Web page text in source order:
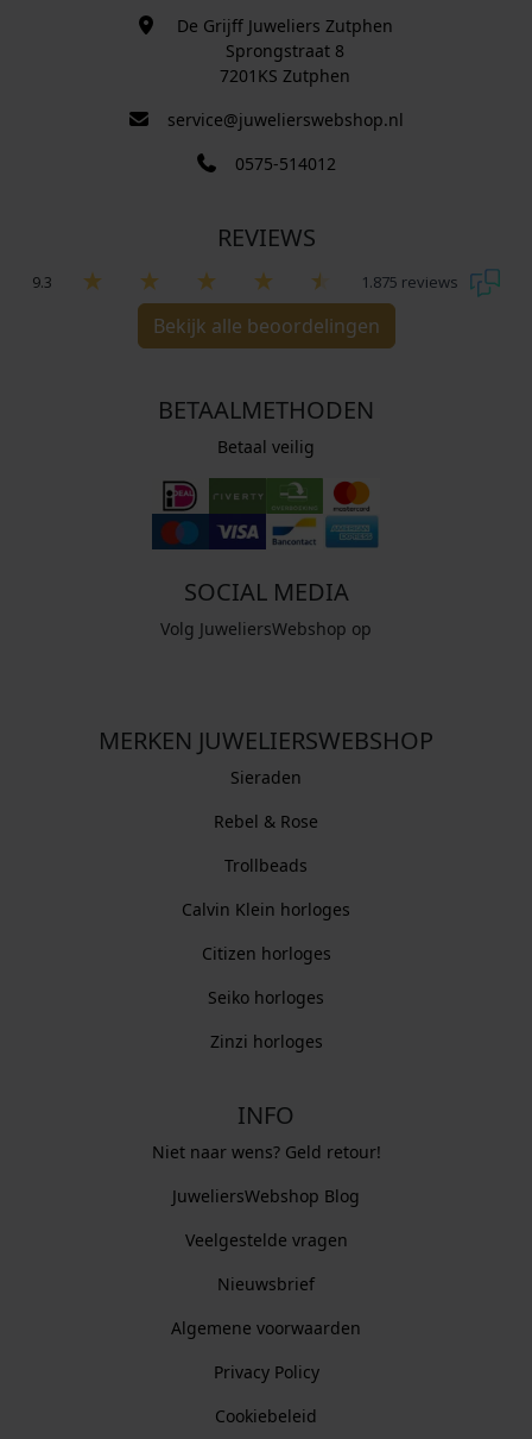
De Grijff Juweliers Zutphen
Sprongstraat 8
7201KS Zutphen
service@juwelierswebshop.nl
0575-514012
REVIEWS
9.3 1.875 reviews
Bekijk alle beoordelingen
BETAALMETHODEN
Betaal veilig
SOCIAL MEDIA
Volg JuweliersWebshop op
MERKEN JUWELIERSWEBSHOP
Sieraden
Rebel & Rose
Trollbeads
Calvin Klein horloges
Citizen horloges
Seiko horloges
Zinzi horloges
INFO
Niet naar wens? Geld retour!
JuweliersWebshop Blog
Veelgestelde vragen
Nieuwsbrief
Algemene voorwaarden
Privacy Policy
Cookiebeleid